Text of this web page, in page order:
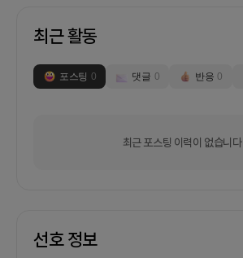
최근 활동
포스팅 0 댓글 0 반응 0
최근 포스팅 이력이 없습니다
선호 정보